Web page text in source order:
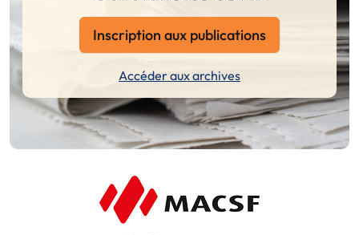
Inscription aux publications
Accéder aux archives